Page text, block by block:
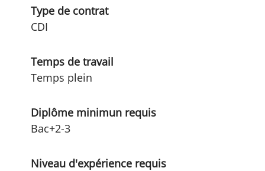
Type de contrat
CDI
Temps de travail
Temps plein
Diplôme minimun requis
Bac+2-3
Niveau d'expérience requis